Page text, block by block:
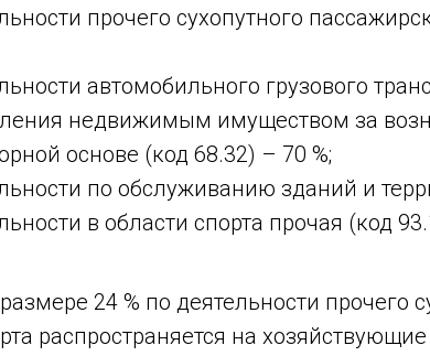
прочего сухопутного
автомобильного грузового
недвижимым имуществом за
основе (код 68.32) – 70 %;
по обслуживанию зданий и
в области спорта прочая (код
24 % по деятельности прочего
распространяется на